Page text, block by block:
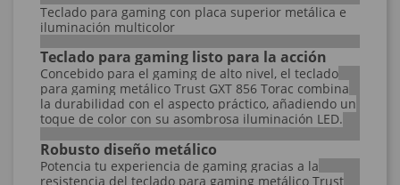
Teclado para gaming con placa superior metálica e
iluminación multicolor
Teclado para gaming listo para la acción
Concebido para el gaming de alto nivel, el teclado
para gaming metálico Trust GXT 856 Torac combina
la durabilidad con el aspecto práctico, añadiendo un
toque de color con su asombrosa iluminación LED.
Robusto diseño metálico
Potencia tu experiencia de gaming gracias a la
resistencia del teclado para gaming metálico Trust